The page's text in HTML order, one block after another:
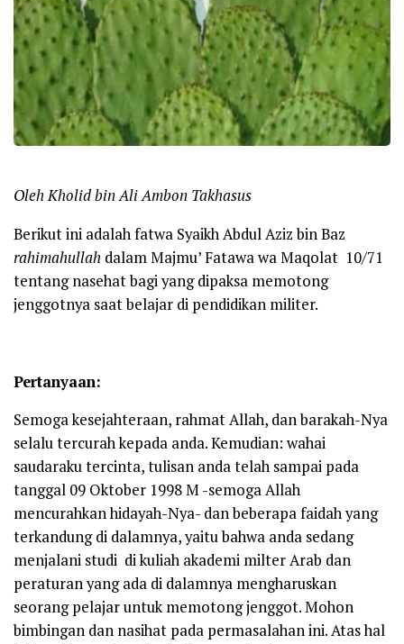
Oleh Kholid bin Ali Ambon Takhasus
Berikut ini adalah fatwa Syaikh Abdul Aziz bin Baz
rahimahullah dalam Majmu’ Fatawa wa Maqolat 10/71
tentang nasehat bagi yang dipaksa memotong
jenggotnya saat belajar di pendidikan militer.
Pertanyaan:
Semoga kesejahteraan, rahmat Allah, dan barakah-Nya
selalu tercurah kepada anda. Kemudian: wahai
saudaraku tercinta, tulisan anda telah sampai pada
tanggal 09 Oktober 1998 M -semoga Allah
mencurahkan hidayah-Nya- dan beberapa faidah yang
terkandung di dalamnya, yaitu bahwa anda sedang
menjalani studi di kuliah akademi milter Arab dan
peraturan yang ada di dalamnya mengharuskan
seorang pelajar untuk memotong jenggot. Mohon
bimbingan dan nasihat pada permasalahan ini. Atas hal